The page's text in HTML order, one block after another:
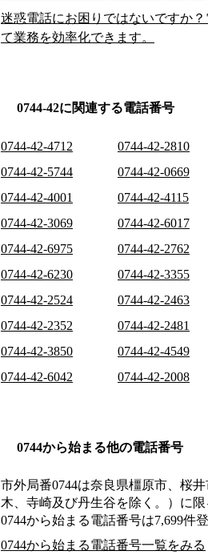
迷惑電話にお困りではないですか
て業務を効率化できます。
0744-42に関連する電話番号
0744-42-4712 0744-42-2810
0744-42-5744
0744-42-0669
0744-42-4001
0744-42-4115
0744-42-3069
0744-42-6017
0744-42-6975
0744-42-2762
0744-42-6230
0744-42-3355
0744-42-2524
0744-42-2463
0744-42-2352
0744-42-2481
0744-42-3850
0744-42-4549
0744-42-6042
0744-42-2008
0744から始まる他の電話番号
市外局番0744は奈良県橿原市、桜
木、寺崎及び丹生谷を除く。）に限
0744から始まる電話番号は7,699件
0744から始まる電話番号一覧をみる